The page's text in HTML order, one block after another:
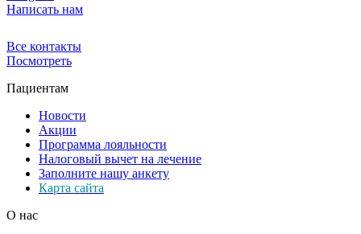
Написать нам
Все контакты
Посмотреть
Пациентам
Новости
Акции
Программа лояльности
Налоговый вычет на лечение
Заполните нашу анкету
Карта сайта
О нас